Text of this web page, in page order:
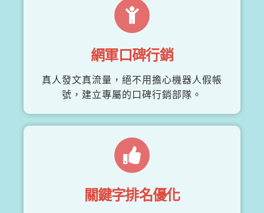
網軍口碑行銷
真人發文真流量，絕不用擔心機器人假帳
號，建立專屬的口碑行銷部隊。
關鍵字排名優化